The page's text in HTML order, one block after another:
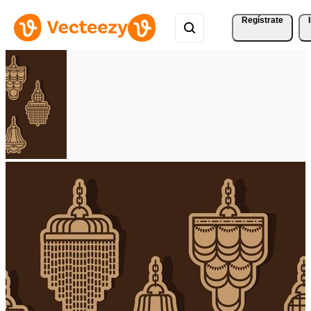
Regístrate